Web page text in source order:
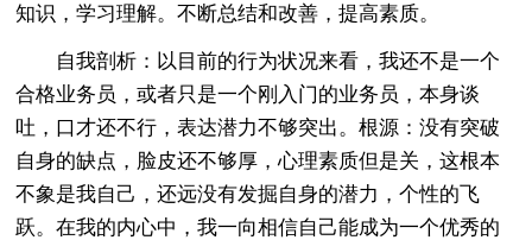
知识，学习理解。不断总结和改善，提高素质。
自我剖析：以目前的行为状况来看，我还不是一个
合格业务员，或者只是一个刚入门的业务员，本身谈
吐，口才还不行，表达潜力不够突出。根源：没有突破
自身的缺点，脸皮还不够厚，心理素质但是关，这根本
不象是我自己，还远没有发掘自身的潜力，个性的飞
跃。在我的内心中，我一向相信自己能成为一个优秀的